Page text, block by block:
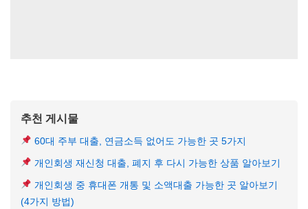
추천 게시물
60대 주부 대출, 연금소득 없어도 가능한 곳 5가지
개인회생 재신청 대출, 폐지 후 다시 가능한 상품 알아보기
개인회생 중 휴대폰 개통 및 소액대출 가능한 곳 알아보기
(4가지 방법)